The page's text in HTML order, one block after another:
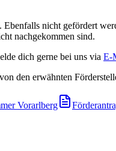
nicht gefördert
nachgekommen sind.
dich gerne bei uns via E-
den erwähnten
Vorarlberg